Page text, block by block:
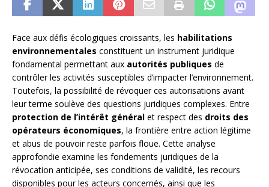
Face aux défis écologiques croissants, les habilitations
environnementales constituent un instrument juridique
fondamental permettant aux autorités publiques de
contrôler les activités susceptibles d’impacter l’environnement.
Toutefois, la possibilité de révoquer ces autorisations avant
leur terme soulève des questions juridiques complexes. Entre
protection de l’intérêt général et respect des droits des
opérateurs économiques, la frontière entre action légitime
et abus de pouvoir reste parfois floue. Cette analyse
approfondie examine les fondements juridiques de la
révocation anticipée, ses conditions de validité, les recours
disponibles pour les acteurs concernés, ainsi que les